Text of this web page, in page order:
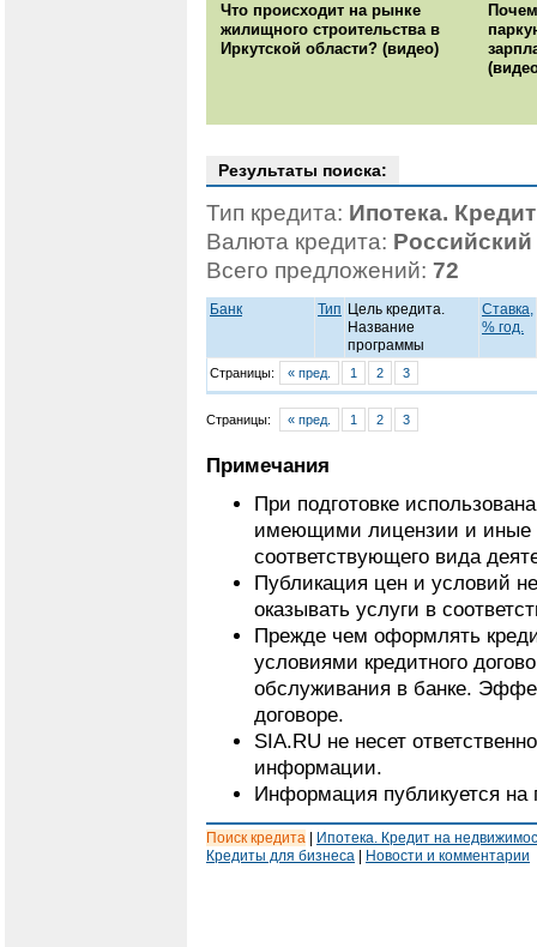
Что происходит на рынке
жилищного строительства в
Иркутской области? (видео)
Результаты поиска:
Тип кредита: Ипотека.
Валюта кредита:
Всего предложений: 72
Банк Тип Цель кредита.
Название
программы
Ставка,
% год.
Страницы: « пред. 1 2 3
Страницы: « пред. 1 2 3
Примечания
При подготовке
имеющими лицензии и иные
соответствующего вида
Публикация цен и условий
оказывать услуги в
Прежде чем оформлять
условиями кредитного
обслуживания в банке.
договоре.
SIA.RU не несет
информации.
Информация публикуется на
Поиск кредита
Ипотека. Кредит на
Кредиты для бизнеса
Новости и комментарии